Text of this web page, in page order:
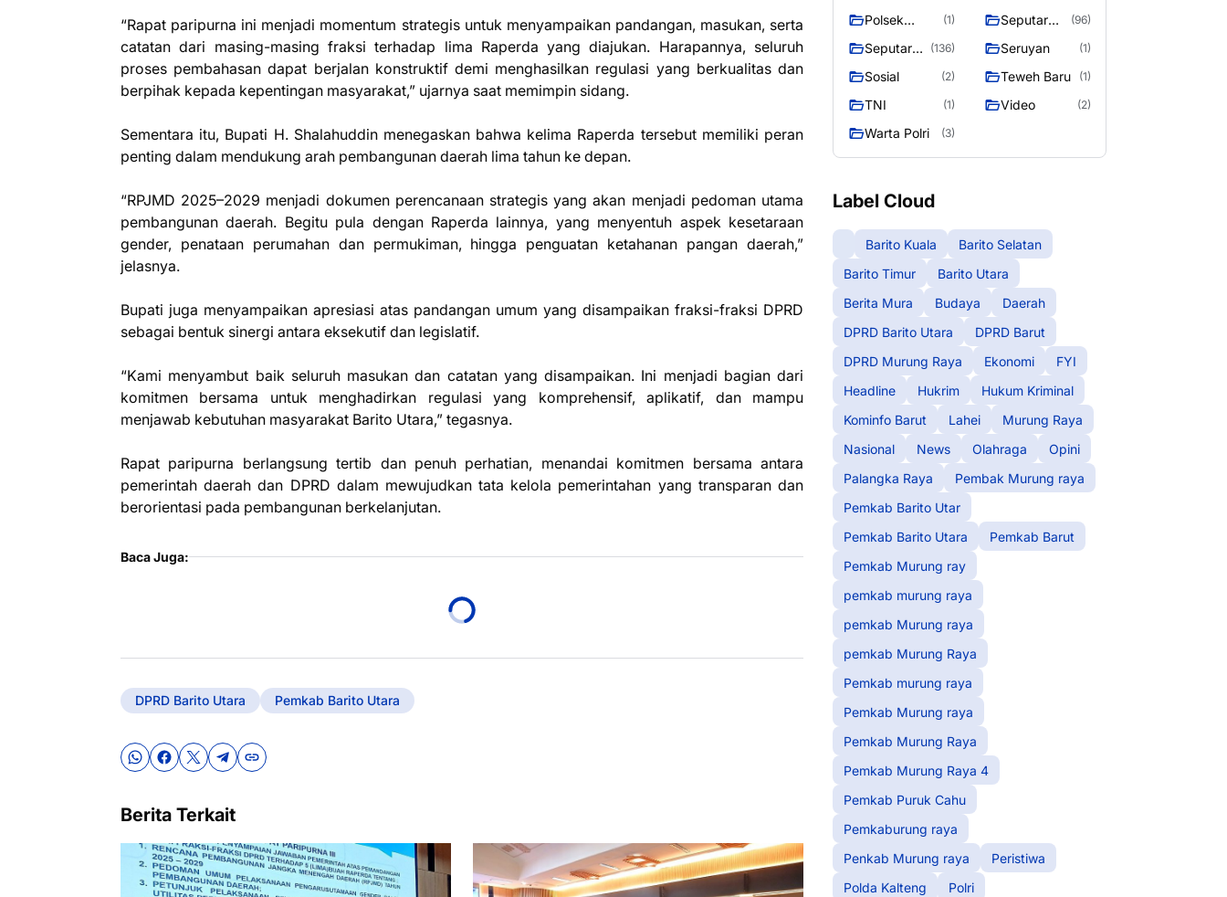
“Rapat paripurna ini menjadi momentum strategis untuk menyampaikan pandangan, masukan, serta
catatan dari masing-masing fraksi terhadap lima Raperda yang diajukan. Harapannya, seluruh
proses pembahasan dapat berjalan konstruktif demi menghasilkan regulasi yang berkualitas dan
berpihak kepada kepentingan masyarakat,” ujarnya saat memimpin sidang.
Sementara itu, Bupati H. Shalahuddin menegaskan bahwa kelima Raperda tersebut memiliki peran
penting dalam mendukung arah pembangunan daerah lima tahun ke depan.
“RPJMD 2025–2029 menjadi dokumen perencanaan strategis yang akan menjadi pedoman utama
pembangunan daerah. Begitu pula dengan Raperda lainnya, yang menyentuh aspek kesetaraan
gender, penataan perumahan dan permukiman, hingga penguatan ketahanan pangan daerah,”
jelasnya.
Bupati juga menyampaikan apresiasi atas pandangan umum yang disampaikan fraksi-fraksi DPRD
sebagai bentuk sinergi antara eksekutif dan legislatif.
“Kami menyambut baik seluruh masukan dan catatan yang disampaikan. Ini menjadi bagian dari
komitmen bersama untuk menghadirkan regulasi yang komprehensif, aplikatif, dan mampu
menjawab kebutuhan masyarakat Barito Utara,” tegasnya.
Rapat paripurna berlangsung tertib dan penuh perhatian, menandai komitmen bersama antara
pemerintah daerah dan DPRD dalam mewujudkan tata kelola pemerintahan yang transparan dan
berorientasi pada pembangunan berkelanjutan.
Baca Juga:
DPRD Barito Utara Pemkab Barito Utara
Berita Terkait
Polsek
Teweh Timur
(1)
Seputar
Murung
Raya
(96)
Seputar
Seasen 2
(136) Seruyan (1)
Sosial (2) Teweh Baru (1)
TNI (1) Video (2)
Warta Polri (3)
Label Cloud
Barito Kuala
Barito Selatan
Barito Timur
Barito Utara
Berita Mura
Budaya
Daerah
DPRD Barito Utara
DPRD Barut
DPRD Murung Raya
Ekonomi
FYI
Headline
Hukrim
Hukum Kriminal
Kominfo Barut
Lahei
Murung Raya
Nasional
News Olahraga
Opini
Palangka Raya
Pembak Murung raya
Pemkab Barito Utar
Pemkab Barito Utara
Pemkab Barut
Pemkab Murung ray
pemkab murung raya
pemkab Murung raya
pemkab Murung Raya
Pemkab murung raya
Pemkab Murung raya
Pemkab Murung Raya
Pemkab Murung Raya 4
Pemkab Puruk Cahu
Pemkaburung raya
Penkab Murung raya
Peristiwa
Polda Kalteng
Polri